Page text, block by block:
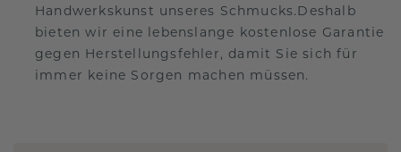
Handwerkskunst unseres Schmucks.Deshalb
bieten wir eine lebenslange kostenlose Garantie
gegen Herstellungsfehler, damit Sie sich für
immer keine Sorgen machen müssen.